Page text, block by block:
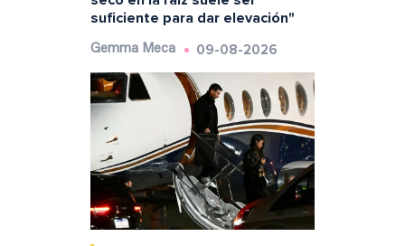
suficiente para dar elevación"
Gemma Meca 09-08-2026